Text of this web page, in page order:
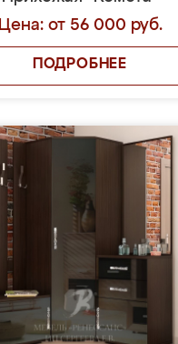
Цена: от 56 000 руб.
ПОДРОБНЕЕ